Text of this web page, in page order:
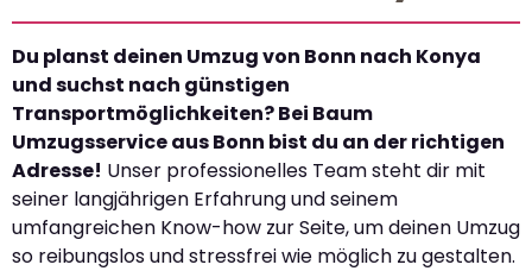
Du planst deinen Umzug von Bonn nach Konya
und suchst nach günstigen
Transportmöglichkeiten? Bei Baum
Umzugsservice aus Bonn bist du an der richtigen
Adresse! Unser professionelles Team steht dir mit
seiner langjährigen Erfahrung und seinem
umfangreichen Know-how zur Seite, um deinen Umzug
so reibungslos und stressfrei wie möglich zu gestalten.